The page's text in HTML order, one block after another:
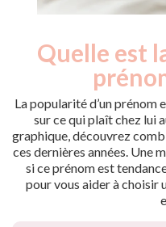
Quelle est
La popularité d’un prénom
sur ce qui plaît chez lui
graphique, découvrez
ces dernières années. Une
si ce prénom est
pour vous aider à choisir
Année
Nouveaux-
nés
2010
13
2011
24
2012
14
2013
11
2014
12
2015
14